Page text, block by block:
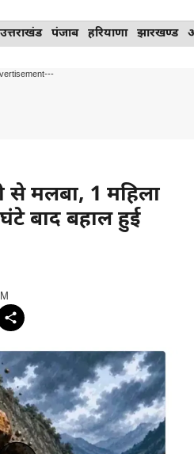
उत्तराखंड पंजाब हरियाणा झारखण्ड
से मलबा, 1 महिला
घंटे बाद बहाल हुई